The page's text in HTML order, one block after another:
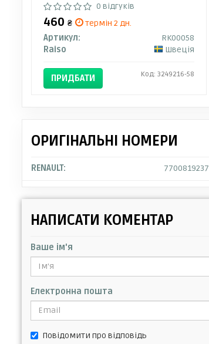
0 відгуків
460 ₴
термін 2 дн.
Артикул:
RK00058
Raiso
Швеція
ПРИДБАТИ Код: 3249216-58
ОРИГІНАЛЬНІ НОМЕРИ
RENAULT: 7700819237
НАПИСАТИ КОМЕНТАР
Ваше ім'я
Електронна пошта
Повідомити про відповідь